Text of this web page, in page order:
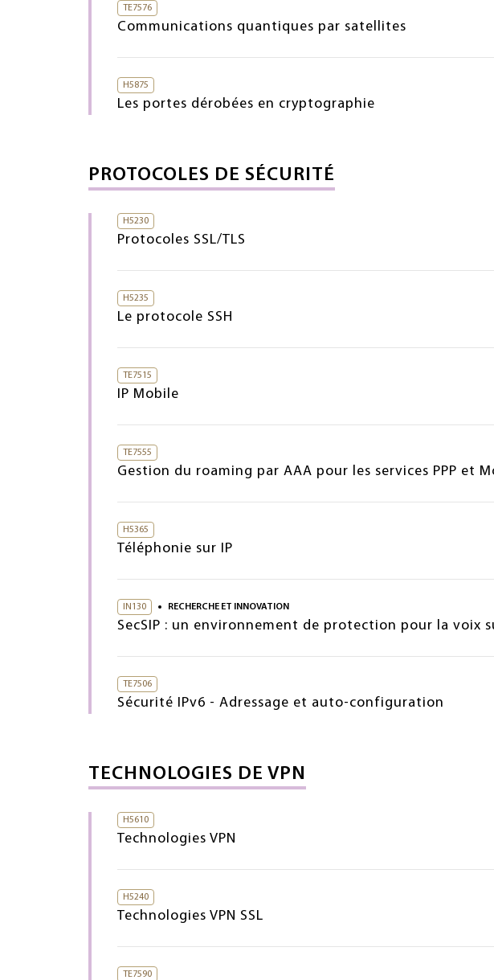
TE7576
Communications quantiques par satellites
H5875
Les portes dérobées en cryptographie
PROTOCOLES DE SÉCURITÉ
H5230
Protocoles SSL/TLS
H5235
Le protocole SSH
TE7515
IP Mobile
TE7555
Gestion du roaming par AAA pour les services PPP et
H5365
Téléphonie sur IP
IN130 RECHERCHE ET INNOVATION
SecSIP : un environnement de protection pour la voix
TE7506
Sécurité IPv6 - Adressage et auto-configuration
TECHNOLOGIES DE VPN
H5610
Technologies VPN
H5240
Technologies VPN SSL
TE7590